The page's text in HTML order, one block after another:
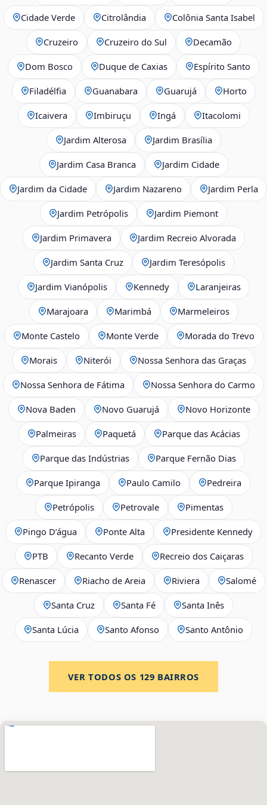
Cidade Verde Citrolândia Colônia Santa Isabel
Cruzeiro Cruzeiro do Sul Decamão
Dom Bosco Duque de Caxias Espírito Santo
Filadélfia Guanabara Guarujá Horto
Icaivera Imbiruçu Ingá Itacolomi
Jardim Alterosa Jardim Brasília
Jardim Casa Branca Jardim Cidade
Jardim da Cidade Jardim Nazareno Jardim Perla
Jardim Petrópolis Jardim Piemont
Jardim Primavera Jardim Recreio Alvorada
Jardim Santa Cruz Jardim Teresópolis
Jardim Vianópolis Kennedy Laranjeiras
Marajoara Marimbá Marmeleiros
Monte Castelo Monte Verde Morada do Trevo
Morais Niterói Nossa Senhora das Graças
Nossa Senhora de Fátima Nossa Senhora do Carmo
Nova Baden Novo Guarujá Novo Horizonte
Palmeiras Paquetá Parque das Acácias
Parque das Indústrias Parque Fernão Dias
Parque Ipiranga Paulo Camilo Pedreira
Petrópolis Petrovale Pimentas
Pingo D’água Ponte Alta Presidente Kennedy
PTB Recanto Verde Recreio dos Caiçaras
Renascer Riacho de Areia Riviera Salomé
Santa Cruz Santa Fé Santa Inês
Santa Lúcia Santo Afonso Santo Antônio
VER TODOS OS 129 BAIRROS